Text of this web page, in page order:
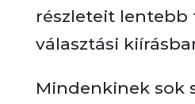
részleteit lentebb
választási
Mindenkinek sok